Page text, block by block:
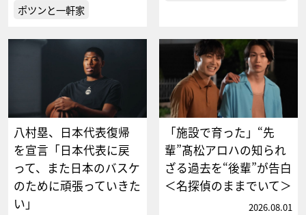
ポツンと一軒家
八村塁、日本代表復帰
を宣言「日本代表に戻
って、また日本のバスケ
のために頑張っていきた
い」
「施設で育った」“先
輩”髙松アロハの知られ
ざる過去を“後輩”が告白
＜名探偵のままでいて＞
2026.08.01